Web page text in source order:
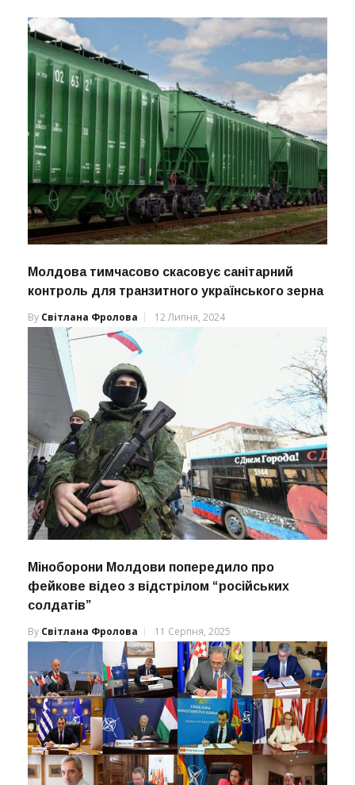
Молдова тимчасово скасовує санітарний
контроль для транзитного українського зерна
By Світлана Фролова 12 Липня, 2024
Міноборони Молдови попередило про
фейкове відео з відстрілом “російських
солдатів”
By Світлана Фролова 11 Серпня, 2025